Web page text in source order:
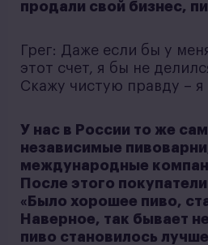
продали свой бизнес,
Грег: Даже если бы у
этот счет, я бы не
Скажу чистую правду – я
У нас в России то же
независимые
международные
После этого
«Было хорошее пиво,
Наверное, так бывает
пиво становилось